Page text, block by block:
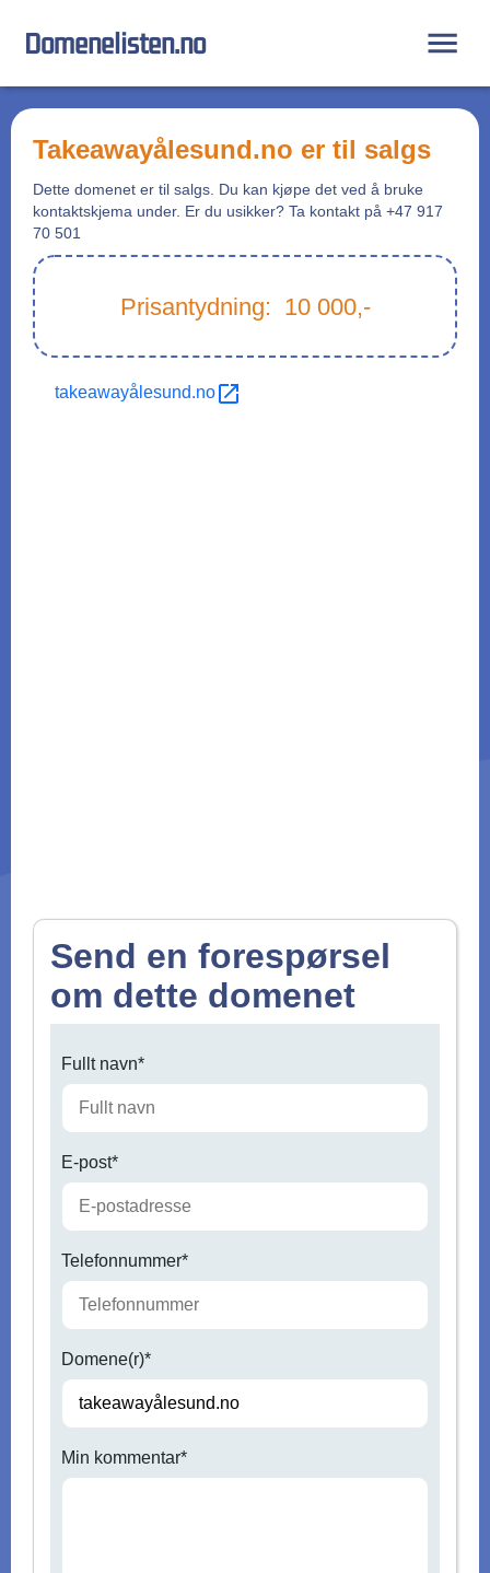
Domenelisten.no
takeawayålesund.no er til salgs
Dette domenet er til salgs. Du kan kjøpe det ved å bruke
kontaktskjema under. Er du usikker? Ta kontakt på +47 917
70 501
Prisantydning: 10 000,-
takeawayålesund.no
Send en forespørsel
om dette domenet
Fullt navn*
E-post*
Telefonnummer*
Domene(r)*
Min kommentar*